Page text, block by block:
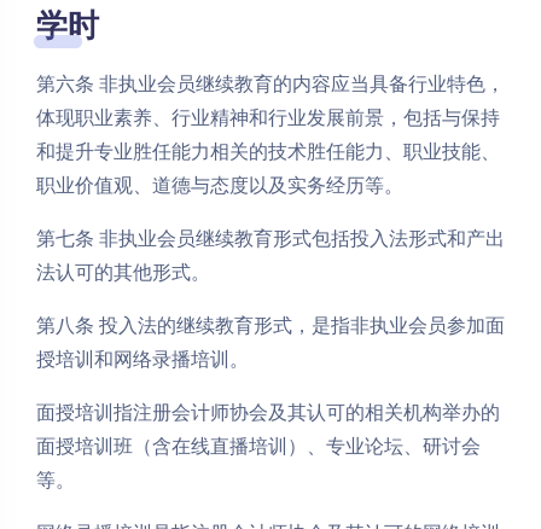
学时
第六条 非执业会员继续教育的内容应当具备行业特色，
体现职业素养、行业精神和行业发展前景，包括与保持
和提升专业胜任能力相关的技术胜任能力、职业技能、
职业价值观、道德与态度以及实务经历等。
第七条 非执业会员继续教育形式包括投入法形式和产出
法认可的其他形式。
第八条 投入法的继续教育形式，是指非执业会员参加面
授培训和网络录播培训。
面授培训指注册会计师协会及其认可的相关机构举办的
面授培训班（含在线直播培训）、专业论坛、研讨会
等。